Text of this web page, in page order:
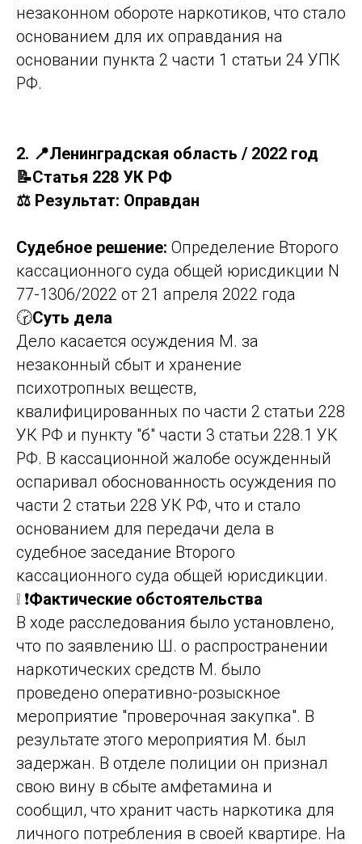
незаконном обороте наркотиков, что стало
основанием для их оправдания на
основании пункта 2 части 1 статьи 24 УПК
РФ.
2. 📍Ленинградская область / 2022 год
📝Статья 228 УК РФ
⚖️ Результат: Оправдан
Судебное решение: Определение Второго
кассационного суда общей юрисдикции N
77-1306/2022 от 21 апреля 2022 года
🕝Суть дела
Дело касается осуждения М. за
незаконный сбыт и хранение
психотропных веществ,
квалифицированных по части 2 статьи 228
УК РФ и пункту "б" части 3 статьи 228.1 УК
РФ. В кассационной жалобе осужденный
оспаривал обоснованность осуждения по
части 2 статьи 228 УК РФ, что и стало
основанием для передачи дела в
судебное заседание Второго
кассационного суда общей юрисдикции.
❕ ❗Фактические обстоятельства
В ходе расследования было установлено,
что по заявлению Ш. о распространении
наркотических средств М. было
проведено оперативно-розыскное
мероприятие "проверочная закупка". В
результате этого мероприятия М. был
задержан. В отделе полиции он признал
свою вину в сбыте амфетамина и
сообщил, что хранит часть наркотика для
личного потребления в своей квартире. На